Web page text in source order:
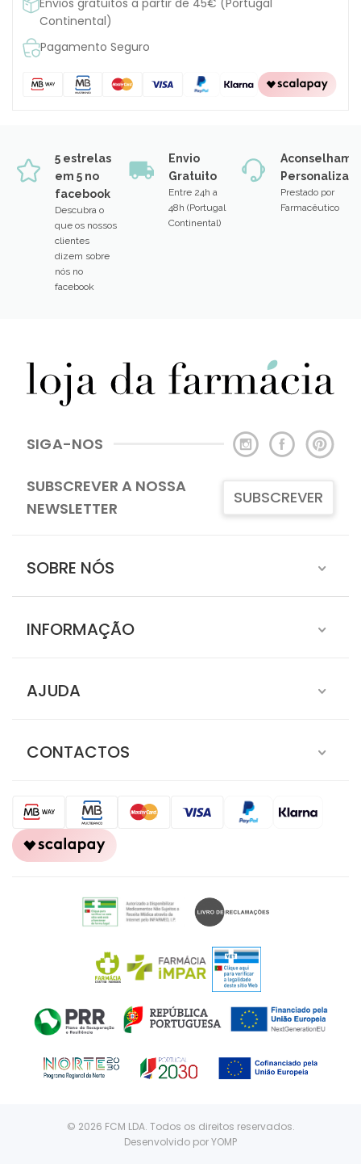
Continental)
Pagamento Seguro
5 estrelas
em 5 no
facebook
Descubra o
que os nossos
clientes
dizem sobre
nós no
facebook
Envio
Gratuito
Entre 24h a
48h (Portugal
Continental)
Prestado por
Farmacêutico
SIGA-NOS
SUBSCREVER A NOSSA
NEWSLETTER
SUBSCREVER
SOBRE NÓS
INFORMAÇÃO
AJUDA
CONTACTOS
© 2026 FCM LDA. Todos os direitos reservados.
Desenvolvido porYOMP